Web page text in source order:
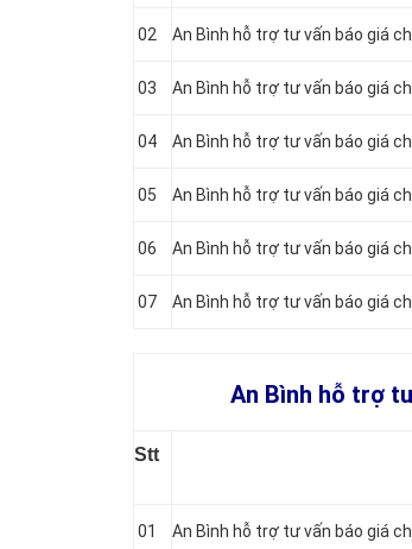
02 An Bình hỗ trợ tư vấn báo giá
03 An Bình hỗ trợ tư vấn báo giá
04 An Bình hỗ trợ tư vấn báo giá
05 An Bình hỗ trợ tư vấn báo giá
06 An Bình hỗ trợ tư vấn báo giá
07 An Bình hỗ trợ tư vấn báo giá
An Bình hỗ trợ
Stt
01 An Bình hỗ trợ tư vấn báo giá